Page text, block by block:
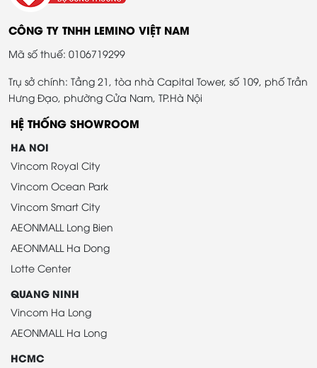
CÔNG TY TNHH LEMINO VIỆT NAM
Mã số thuế: 0106719299
Trụ sở chính: Tầng 21, tòa nhà Capital Tower, số 109, phố Trần
Hưng Đạo, phường Cửa Nam, TP.Hà Nội
HỆ THỐNG SHOWROOM
HA NOI
Vincom Royal City
Vincom Ocean Park
Vincom Smart City
AEONMALL Long Bien
AEONMALL Ha Dong
Lotte Center
QUANG NINH
Vincom Ha Long
AEONMALL Ha Long
HCMC